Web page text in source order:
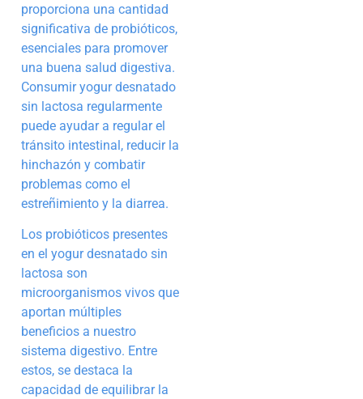
proporciona una cantidad
significativa de probióticos,
esenciales para promover
una buena salud digestiva.
Consumir yogur desnatado
sin lactosa regularmente
puede ayudar a regular el
tránsito intestinal, reducir la
hinchazón y combatir
problemas como el
estreñimiento y la diarrea.
Los probióticos presentes
en el yogur desnatado sin
lactosa son
microorganismos vivos que
aportan múltiples
beneficios a nuestro
sistema digestivo. Entre
estos, se destaca la
capacidad de equilibrar la